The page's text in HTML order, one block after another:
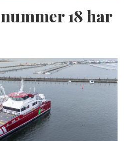
18 har